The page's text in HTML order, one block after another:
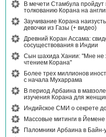
В мечети Стамбула
толкованию Корана на
Заучивание Корана
девочки из Газы (+ видео)
Древний Коран Ассама:
сосуществования в Индии
Сын шахида Хании: "Мне не
чтением Корана"
Более трех миллионов
с начала Мухаррама
В период Арбаина в
изучения Корана для
Индийское СМИ о секрете
Массовые митинги в
Паломники Арбаина в